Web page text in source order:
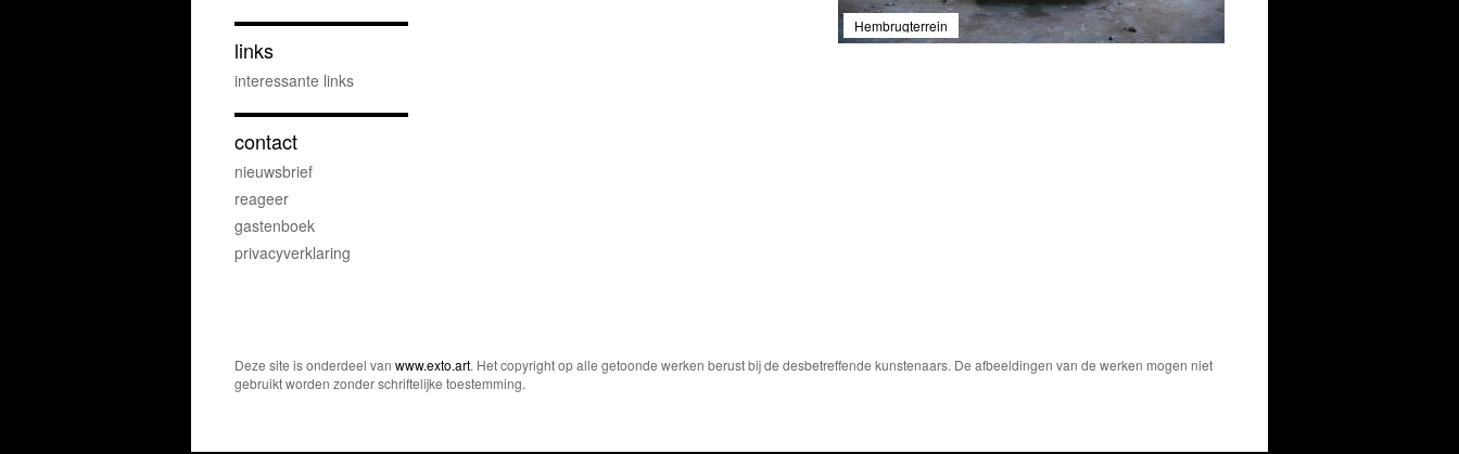
Hembrugterrein
links
interessante links
contact
nieuwsbrief
reageer
gastenboek
privacyverklaring
Deze site is onderdeel van www.exto.art. Het copyright op alle getoonde werken berust bij de desbetreffende kunstenaars. De afbeeldingen van de werken mogen niet
gebruikt worden zonder schriftelijke toestemming.